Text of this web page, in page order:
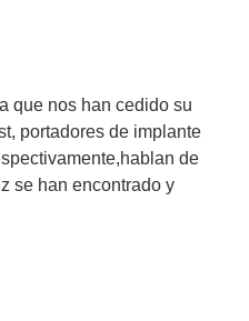
que nos han cedido su
portadores de implante
de
se han encontrado y